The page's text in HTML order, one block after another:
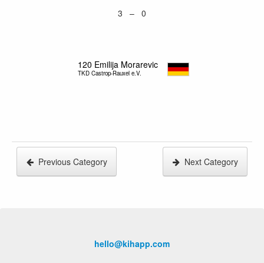
3 – 0
120 Emilija Morarevic
TKD Castrop-Rauxel e.V.
Previous Category Next Category
hello@kihapp.com